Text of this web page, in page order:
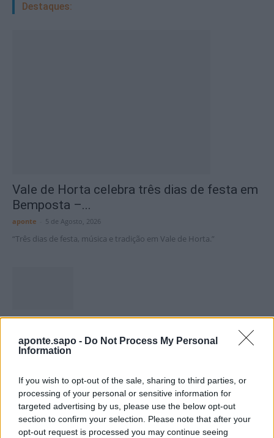
aponte.sapo - Do Not Process My Personal
Information
If you wish to opt-out of the sale, sharing to third parties, or
processing of your personal or sensitive information for
targeted advertising by us, please use the below opt-out
section to confirm your selection. Please note that after your
opt-out request is processed you may continue seeing
Destaques:
Vale de Horta celebra três dias de festa em
Bemposta –...
aponte 5 de Agosto, 2026
“Três dias de festa, música e tradição em Vale de Horta.”
impacto da Concentração Motard 2026
4 de Agosto, 2026
Publicidade